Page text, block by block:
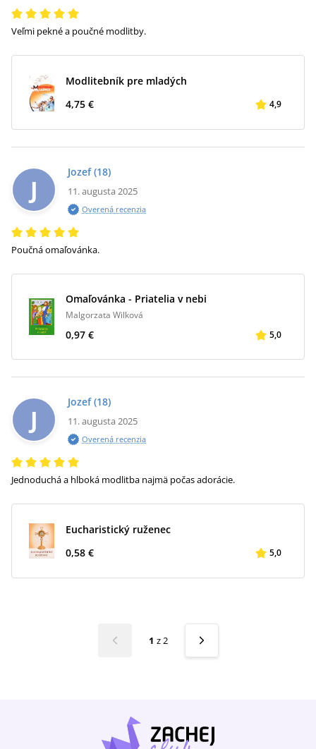
Modlitebník pre mladých
4,75 €
4,9
Veľmi pekné a poučné modlitby.
Omaľovánka - Priatelia v nebi
Malgorzata Wilková
0,97 € 5,0
J
Jozef (18)
11. augusta 2025
Overená recenzia
Poučná omaľovánka.
Eucharistický ruženec
0,58 €
5,0
J
Jozef (18)
11. augusta 2025
Overená recenzia
Jednoduchá a hlboká modlitba najmä počas adorácie.
1 z 2